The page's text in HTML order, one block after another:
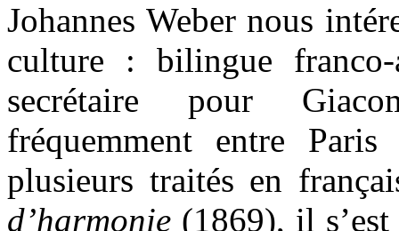
Johannes Weber nous
culture : bilingue
secrétaire pour
fréquemment entre
plusieurs traités en
d’harmonie (1869), il